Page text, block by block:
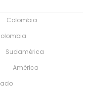
Colombia
Sudamérica
América